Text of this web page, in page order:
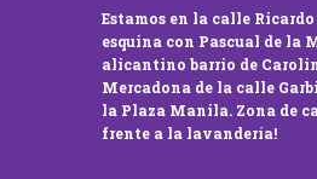
Estamos en la calle
esquina con Pascual de la
alicantino barrio de
Mercadona de la calle
la Plaza Manila. Zona de
frente a la lavandería!